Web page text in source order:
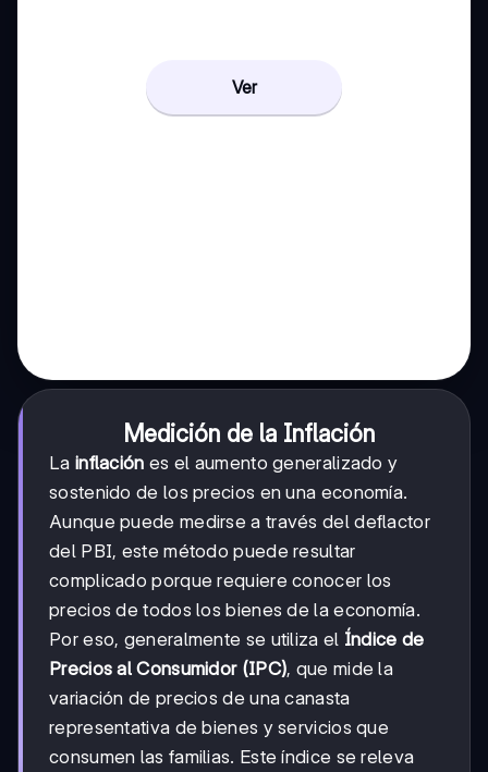
Ver
Medición de la Inflación
La inflación es el aumento generalizado y
sostenido de los precios en una economía.
Aunque puede medirse a través del deflactor
del PBI, este método puede resultar
complicado porque requiere conocer los
precios de todos los bienes de la economía.
Por eso, generalmente se utiliza el Índice de
Precios al Consumidor (IPC), que mide la
variación de precios de una canasta
representativa de bienes y servicios que
consumen las familias. Este índice se releva